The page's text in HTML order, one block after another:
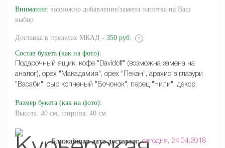
Внимание: возможно добавление/замена напитка на Ваш
выбор
Доставка в пределах МКАД - 350 руб. ?
Состав букета (как на фото):
Подарочный ящик, кофе "Davidoff" (возможна замена на
аналог), орех "Макадамия", орех "Пекан", арахис в глазури
"Васаби", сыр копченый "Бочонок", перец "Чили", декор.
Размер букета (как на фото):
Высота: 40 см, ширина: 40 см
Ближайшая дата доставки: сегодня, 24.04.2018